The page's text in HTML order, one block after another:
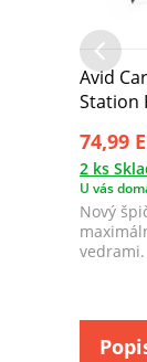
Avid
Station
74,99
2 ks
U vás
Nový
vedrami.